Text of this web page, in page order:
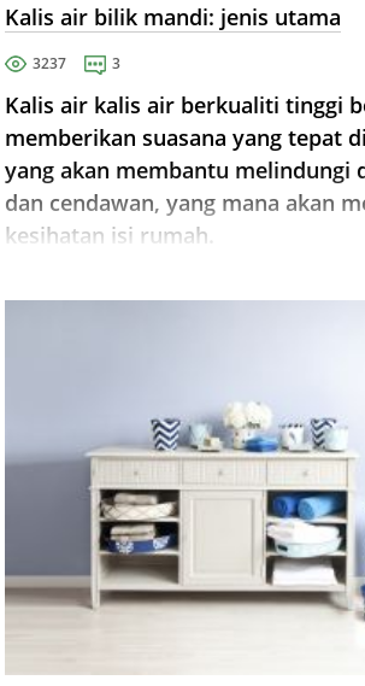
Kalis air bilik mandi: jenis utama
3237 3
Kalis air kalis air berkualiti tinggi
memberikan suasana yang tepat
yang akan membantu melindungi
dan cendawan, yang mana akan
kesihatan isi rumah.